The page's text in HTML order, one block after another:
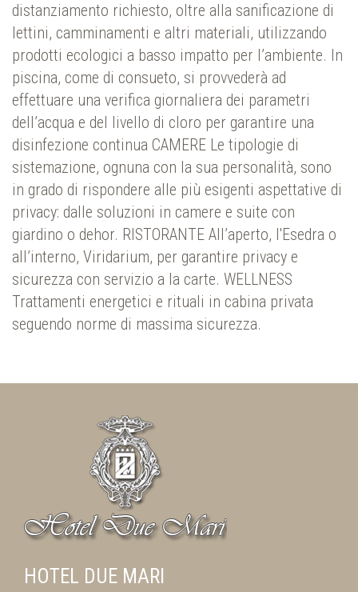
distanziamento richiesto, oltre alla sanificazione di
lettini, camminamenti e altri materiali, utilizzando
prodotti ecologici a basso impatto per l’ambiente. In
piscina, come di consueto, si provvederà ad
effettuare una verifica giornaliera dei parametri
dell’acqua e del livello di cloro per garantire una
disinfezione continua CAMERE Le tipologie di
sistemazione, ognuna con la sua personalità, sono
in grado di rispondere alle più esigenti aspettative di
privacy: dalle soluzioni in camere e suite con
giardino o dehor. RISTORANTE All’aperto, l'Esedra o
all’interno, Viridarium, per garantire privacy e
sicurezza con servizio a la carte. WELLNESS
Trattamenti energetici e rituali in cabina privata
seguendo norme di massima sicurezza.
HOTEL DUE MARI